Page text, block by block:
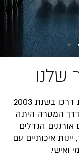
שלנו
יקב וורטמן החל את דרכו בשנת 2003
המטרה היתה
אורגנים הגדלים
איכותיים עם
ואישי.